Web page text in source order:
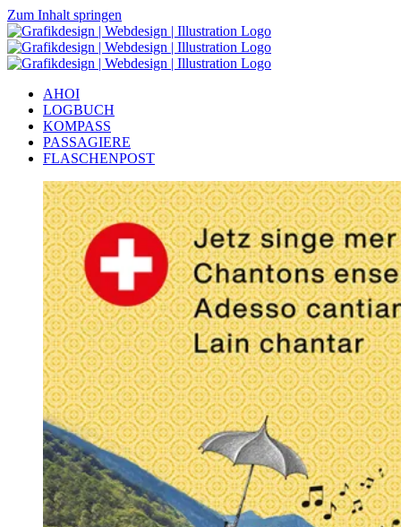
Zum Inhalt springen
AHOI
LOGBUCH
KOMPASS
PASSAGIERE
FLASCHENPOST